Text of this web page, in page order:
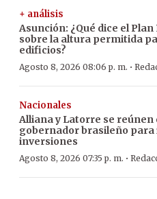
+ análisis
Asunción: ¿Qué dice el
sobre la altura permitida
edificios?
Agosto 8, 2026 08:06 p. m. ·
Nacionales
Alliana y Latorre se reúnen
gobernador brasileño
inversiones
Agosto 8, 2026 07:35 p. m. ·